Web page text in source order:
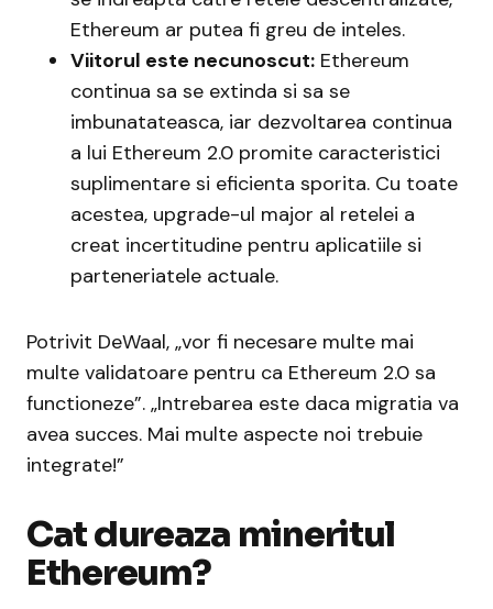
Ethereum ar putea fi greu de inteles.
Viitorul este necunoscut: Ethereum
continua sa se extinda si sa se
imbunatateasca, iar dezvoltarea continua
a lui Ethereum 2.0 promite caracteristici
suplimentare si eficienta sporita. Cu toate
acestea, upgrade-ul major al retelei a
creat incertitudine pentru aplicatiile si
parteneriatele actuale.
Potrivit DeWaal, „vor fi necesare multe mai
multe validatoare pentru ca Ethereum 2.0 sa
functioneze”. „Intrebarea este daca migratia va
avea succes. Mai multe aspecte noi trebuie
integrate!”
Cat dureaza mineritul
Ethereum?